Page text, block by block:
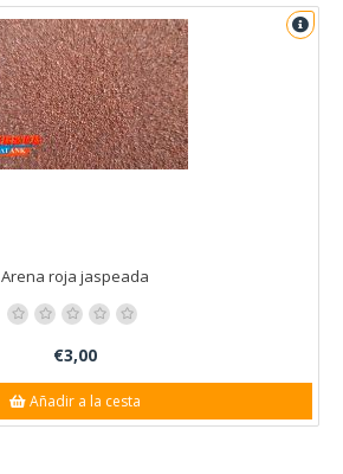
Arena roja jaspeada
€3,00
Añadir a la cesta